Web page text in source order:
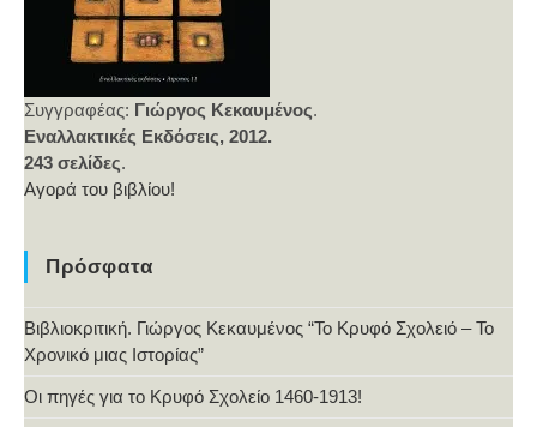
Συγγραφέας: Γιώργος Κεκαυμένος.
Εναλλακτικές Εκδόσεις, 2012.
243 σελίδες.
Αγορά του βιβλίου!
Πρόσφατα
Βιβλιοκριτική. Γιώργος Κεκαυμένος “Το Κρυφό Σχολειό – Το
Χρονικό μιας Ιστορίας”
Οι πηγές για το Κρυφό Σχολείο 1460-1913!